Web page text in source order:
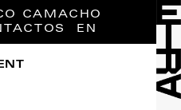
CAMACHO
EN